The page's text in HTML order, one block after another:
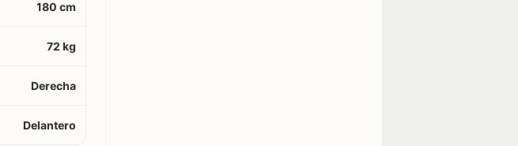
180 cm
72 kg
Derecha
Delantero